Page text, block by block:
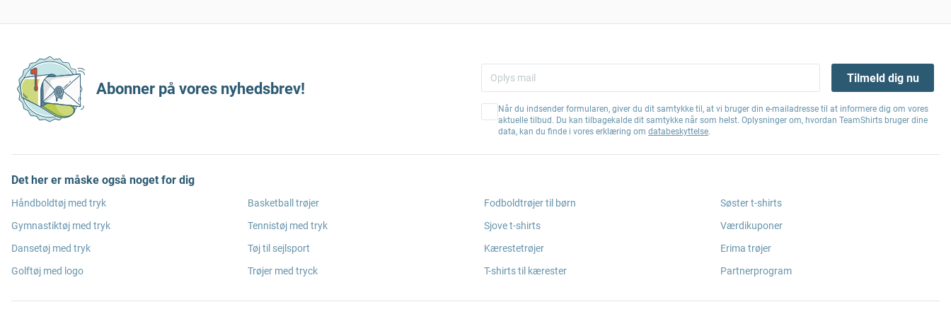
Abonner på vores nyhedsbrev!
Tilmeld dig nu
Når du indsender formularen, giver du dit samtykke til, at vi bruger din e-mailadresse til at informere dig om vores
aktuelle tilbud. Du kan tilbagekalde dit samtykke når som helst. Oplysninger om, hvordan TeamShirts bruger dine
data, kan du finde i vores erklæring om databeskyttelse.
Det her er måske også noget for dig
Håndboldtøj med tryk
Gymnastiktøj med tryk
Dansetøj med tryk
Golftøj med logo
Basketball trøjer
Tennistøj med tryk
Tøj til sejlsport
Trøjer med tryck
Fodboldtrøjer til børn
Sjove t-shirts
Kærestetrøjer
T-shirts til kærester
Søster t-shirts
Værdikuponer
Erima trøjer
Partnerprogram